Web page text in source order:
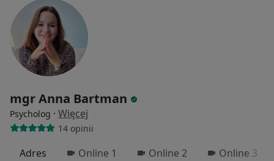
mgr Anna Bartman
Psycholog · Więcej
14 opinii
Adres Online 1 Online 2 Online 3